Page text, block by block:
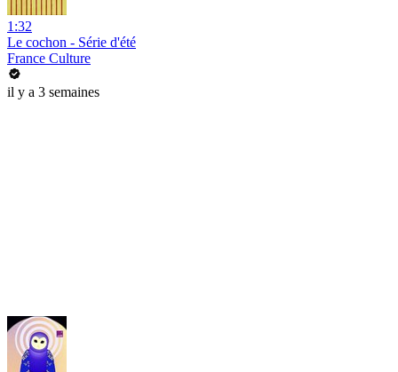
1:32
Le cochon - Série d'été
France Culture
il y a 3 semaines